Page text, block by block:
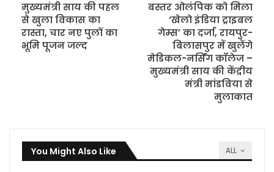
मुख्यमंत्री साय की पहल
से खुला विकास का
रास्ता, चार नए पुलों का
भूमि पूजन जल्द
बस्तर ओलंपिक को मिला
‘खेलो इंडिया ट्राइबल
गेम्स’ का दर्जा, रायपुर-
बिलासपुर में खुलेंगे
मेडिकल-नर्सिंग कॉलेज –
मुख्यमंत्री साय की केंद्रीय
मंत्री मांडविया से
मुलाकात
ALL
You Might Also Like